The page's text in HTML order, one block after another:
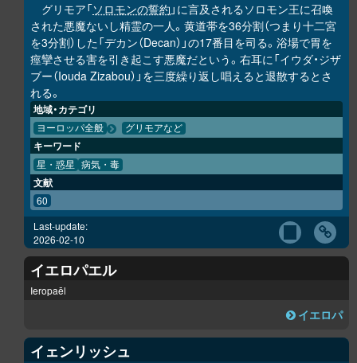
グリモア「ソロモンの誓約 」に言及されるソロモン王に召喚
された悪魔ないし精霊の一人。黄道帯を36分割（つまり十二宮
を3分割）した「デカン（Decan）」の17番目を司る。浴場で胃を
痙攣させる害を引き起こす悪魔だという。右耳に「イウダ・ジザ
ブー（Iouda Zizabou）」を三度繰り返し唱えると退散するとさ
れる。
地域・カテゴリ
ヨーロッパ全般 グリモアなど
キーワード
星・惑星 病気・毒
文献
60
Last-update:
2026-02-10
イエロパエル
Ieropaēl
イエロパ
イェンリッシュ